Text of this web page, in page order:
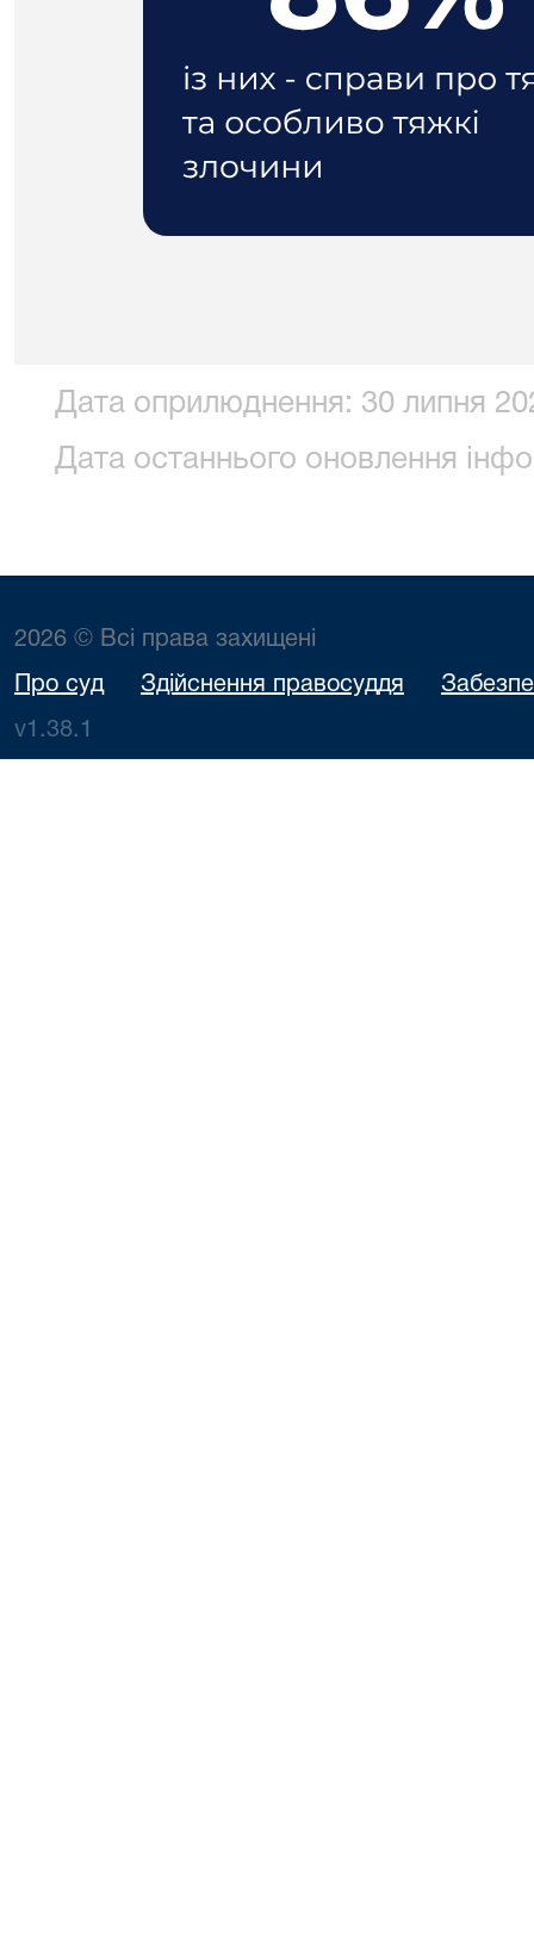
Дата оприлюднення: 30 липня
Дата останнього оновлення
2026 © Всі права захищені
Про суд Здійснення правосуддя
v1.38.1